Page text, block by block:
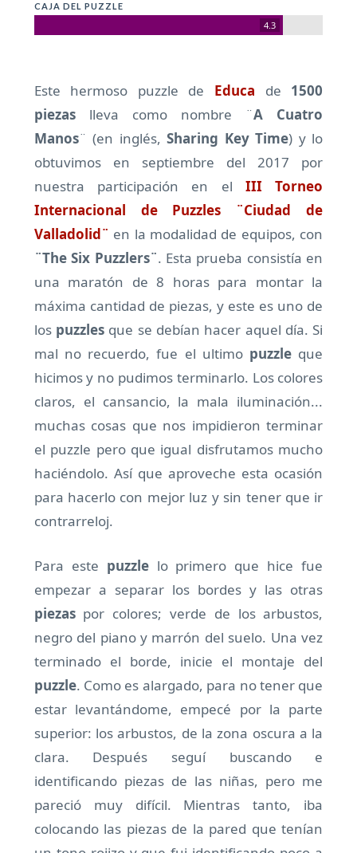
CAJA DEL PUZZLE
4.3
Este hermoso puzzle de Educa de 1500
piezaslleva como nombre ¨A Cuatro
Manos¨ (en inglés,Sharing Key Time) y lo
obtuvimos en septiembre del 2017 por
nuestra participación en elIII Torneo
Internacional de Puzzles ¨Ciudad de
Valladolid¨ en la modalidad de equipos, con
¨The Six Puzzlers¨. Esta prueba consistía en
una maratón de 8 horas para montar la
máxima cantidad de piezas, y este es uno de
los puzzlesque se debían hacer aquel día. Si
mal no recuerdo, fue el ultimo puzzle que
hicimos y no pudimos terminarlo. Los colores
claros, el cansancio, la mala iluminación...
muchas cosas que nos impidieron terminar
el puzzle pero que igual disfrutamos mucho
haciéndolo. Así que aproveche esta ocasión
para hacerlo con mejor luz y sin tener que ir
contrarreloj.
Para este puzzlelo primero que hice fue
empezar a separar los bordes y las otras
piezaspor colores; verde de los arbustos,
negro del piano y marrón del suelo. Una vez
terminado el borde, inicie el montaje del
puzzle. Como es alargado, para no tener que
estar levantándome, empecé por la parte
superior: los arbustos, de la zona oscura a la
clara. Después seguí buscando e
identificando piezas de las niñas, pero me
pareció muy difícil. Mientras tanto, iba
colocando las piezas de la pared que tenían